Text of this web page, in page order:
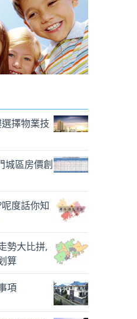
擇物業技
城區房價創
度話你知
勢大比拼,
算
項